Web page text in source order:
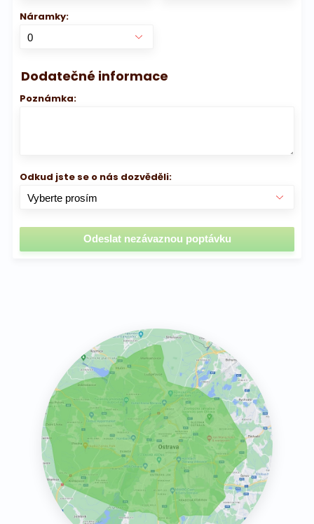
Náramky:
Dodatečné informace
Poznámka:
Odkud jste se o nás dozvěděli: